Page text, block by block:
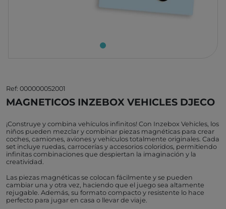
Ref: 000000052001
MAGNETICOS INZEBOX VEHICLES DJECO
¡Construye y combina vehículos infinitos! Con Inzebox Vehicles, los
niños pueden mezclar y combinar piezas magnéticas para crear
coches, camiones, aviones y vehículos totalmente originales. Cada
set incluye ruedas, carrocerías y accesorios coloridos, permitiendo
infinitas combinaciones que despiertan la imaginación y la
creatividad.
Las piezas magnéticas se colocan fácilmente y se pueden
cambiar una y otra vez, haciendo que el juego sea altamente
rejugable. Además, su formato compacto y resistente lo hace
perfecto para jugar en casa o llevar de viaje.